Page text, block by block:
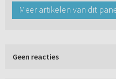
Meer artikelen van dit
Geen reacties